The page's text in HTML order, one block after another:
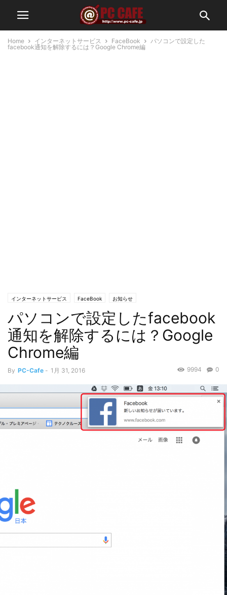
Home インターネットサービス FaceBook
パソコンで設定した
facebook通知を解除するには？Google Chrome編
インターネットサービス FaceBook お知らせ
パソコンで設定したfacebook
通知を解除するには？Google
Chrome編
By PC-Cafe - 1月 31, 2016 0
9994